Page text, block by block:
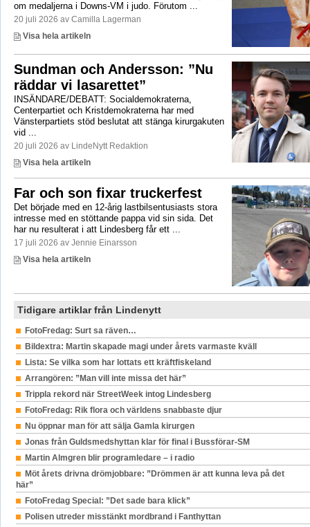
om medaljerna i Downs-VM i judo. Förutom ...
20 juli 2026 av Camilla Lagerman
Visa hela artikeln
Sundman och Andersson: ”Nu
räddar vi lasarettet”
INSÄNDARE/DEBATT: Socialdemokraterna,
Centerpartiet och Kristdemokraterna har med
Vänsterpartiets stöd beslutat att stänga kirurgakuten
vid ...
20 juli 2026 av LindeNytt Redaktion
Visa hela artikeln
Far och son fixar truckerfest
Det började med en 12-årig lastbilsentusiasts stora
intresse med en stöttande pappa vid sin sida. Det
har nu resulterat i att Lindesberg får ett ...
17 juli 2026 av Jennie Einarsson
Visa hela artikeln
Tidigare artiklar från Lindenytt
FotoFredag: Surt sa räven…
Bildextra: Martin skapade magi under årets varmaste kväll
Lista: Se vilka som har lottats ett kräftfiskeland
Arrangören: ”Man vill inte missa det här”
Trippla rekord när StreetWeek intog Lindesberg
FotoFredag: Rik flora och världens snabbaste djur
Nu öppnar man för att sälja Gamla kirurgen
Jonas från Guldsmedshyttan klar för final i Bussförar-SM
Martin Almgren blir programledare – i radio
Möt årets drivna drömjobbare: ”Drömmen är att kunna leva på det
här”
FotoFredag Special: ”Det sade bara klick”
Polisen utreder misstänkt mordbrand i Fanthyttan